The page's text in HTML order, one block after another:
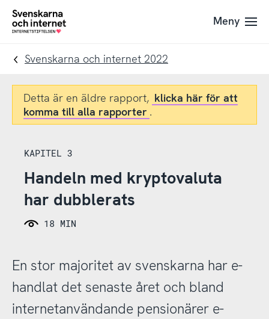
Till
navigation
Till
innehåll
To
Meny
Svenskarna och internet 2022
Detta är en äldre rapport, klicka här för att
komma till alla rapporter .
KAPITEL 3
Handeln med kryptovaluta
har dubblerats
18 MIN
En stor majoritet av svenskarna har e-
handlat det senaste året och bland
internetanvändande pensionärer e-